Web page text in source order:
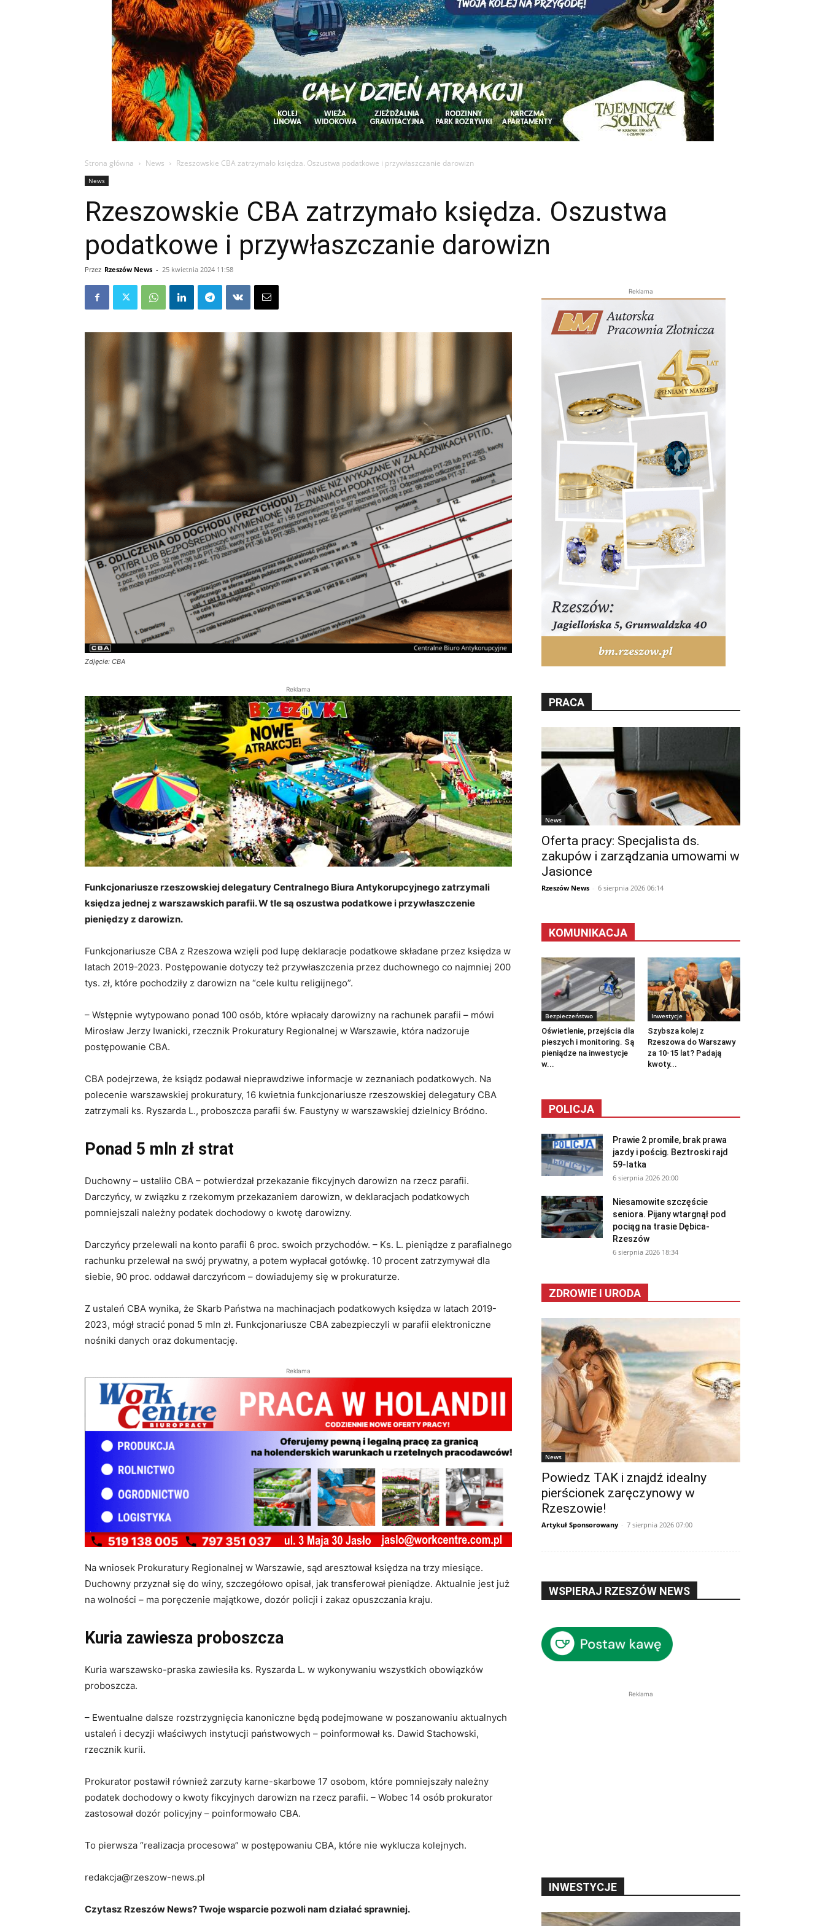
Strona główna News Rzeszowskie CBA zatrzymało księdza. Oszustwa podatkowe i przywłaszczanie darowizn
News
Rzeszowskie CBA zatrzymało księdza. Oszustwa
podatkowe i przywłaszczanie darowizn
Przez Rzeszów News - 25 kwietnia 2024 11:58
Zdjęcie: CBA
Reklama
Funkcjonariusze rzeszowskiej delegatury Centralnego Biura Antykorupcyjnego zatrzymali
księdza jednej z warszawskich parafii. W tle są oszustwa podatkowe i przywłaszczenie
pieniędzy z darowizn.
Funkcjonariusze CBA z Rzeszowa wzięli pod lupę deklaracje podatkowe składane przez księdza w
latach 2019-2023. Postępowanie dotyczy też przywłaszczenia przez duchownego co najmniej 200
tys. zł, które pochodziły z darowizn na “cele kultu religijnego”.
– Wstępnie wytypowano ponad 100 osób, które wpłacały darowizny na rachunek parafii – mówi
Mirosław Jerzy Iwanicki, rzecznik Prokuratury Regionalnej w Warszawie, która nadzoruje
postępowanie CBA.
CBA podejrzewa, że ksiądz podawał nieprawdziwe informacje w zeznaniach podatkowych. Na
polecenie warszawskiej prokuratury, 16 kwietnia funkcjonariusze rzeszowskiej delegatury CBA
zatrzymali ks. Ryszarda L., proboszcza parafii św. Faustyny w warszawskiej dzielnicy Bródno.
Ponad 5 mln zł strat
Duchowny – ustaliło CBA – potwierdzał przekazanie fikcyjnych darowizn na rzecz parafii.
Darczyńcy, w związku z rzekomym przekazaniem darowizn, w deklaracjach podatkowych
pomniejszali należny podatek dochodowy o kwotę darowizny.
Darczyńcy przelewali na konto parafii 6 proc. swoich przychodów. – Ks. L. pieniądze z parafialnego
rachunku przelewał na swój prywatny, a potem wypłacał gotówkę. 10 procent zatrzymywał dla
siebie, 90 proc. oddawał darczyńcom – dowiadujemy się w prokuraturze.
Z ustaleń CBA wynika, że Skarb Państwa na machinacjach podatkowych księdza w latach 2019-
2023, mógł stracić ponad 5 mln zł. Funkcjonariusze CBA zabezpieczyli w parafii elektroniczne
nośniki danych oraz dokumentację.
Reklama
Na wniosek Prokuratury Regionalnej w Warszawie, sąd aresztował księdza na trzy miesiące.
Duchowny przyznał się do winy, szczegółowo opisał, jak transferował pieniądze. Aktualnie jest już
na wolności – ma poręczenie majątkowe, dozór policji i zakaz opuszczania kraju.
Kuria zawiesza proboszcza
Kuria warszawsko-praska zawiesiła ks. Ryszarda L. w wykonywaniu wszystkich obowiązków
proboszcza.
– Ewentualne dalsze rozstrzygnięcia kanoniczne będą podejmowane w poszanowaniu aktualnych
ustaleń i decyzji właściwych instytucji państwowych – poinformował ks. Dawid Stachowski,
rzecznik kurii.
Prokurator postawił również zarzuty karne-skarbowe 17 osobom, które pomniejszały należny
podatek dochodowy o kwoty fikcyjnych darowizn na rzecz parafii. – Wobec 14 osób prokurator
zastosował dozór policyjny – poinformowało CBA.
To pierwsza “realizacja procesowa” w postępowaniu CBA, które nie wyklucza kolejnych.
redakcja@rzeszow-news.pl
Czytasz Rzeszów News? Twoje wsparcie pozwoli nam działać sprawniej.
Reklama
PRACA
News
Oferta pracy: Specjalista ds.
zakupów i zarządzania umowami w
Jasionce
Rzeszów News - 6 sierpnia 2026 06:14
KOMUNIKACJA
Bezpieczeństwo
Oświetlenie, przejścia dla
pieszych i monitoring. Są
pieniądze na inwestycje
w...
Inwestycje
Szybsza kolej z
Rzeszowa do Warszawy
za 10-15 lat? Padają
kwoty...
POLICJA
Prawie 2 promile, brak prawa
jazdy i pościg. Beztroski rajd
59-latka
6 sierpnia 2026 20:00
Niesamowite szczęście
seniora. Pijany wtargnął pod
pociąg na trasie Dębica-
Rzeszów
6 sierpnia 2026 18:34
ZDROWIE I URODA
News
Powiedz TAK i znajdź idealny
pierścionek zaręczynowy w
Rzeszowie!
Artykuł Sponsorowany - 7 sierpnia 2026 07:00
WSPIERAJ RZESZÓW NEWS
Reklama
INWESTYCJE